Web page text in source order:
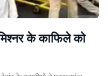
के काफिले को